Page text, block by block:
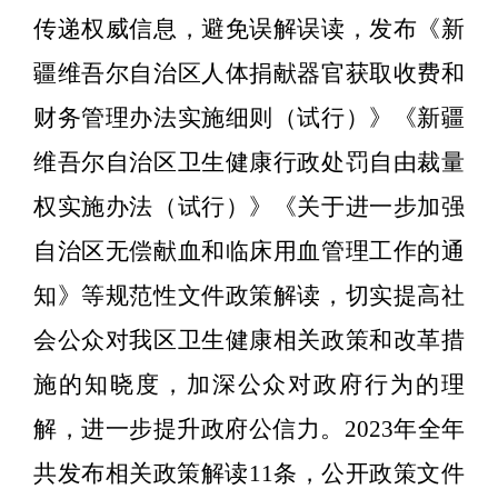
传递权威信息，避免误解误读，发布《新
疆维吾尔自治区人体捐献器官获取收费和
财务管理办法实施细则（试行）》《新疆
维吾尔自治区卫生健康行政处罚自由裁量
权实施办法（试行）》《关于进一步加强
自治区无偿献血和临床用血管理工作的通
知》等规范性文件政策解读， 切实提高社
会公众对我区卫生健康相关政策和改革措
施的知晓度，加深公众对政府行为的理
解，进一步提升政府公信力。 2023年全年
共发布相关政策解读11条，公开政策文件